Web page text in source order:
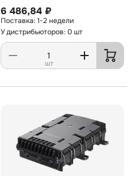
6 486,84 ₽
1-2 недели
У дистрибьюторов: 0 шт
шт